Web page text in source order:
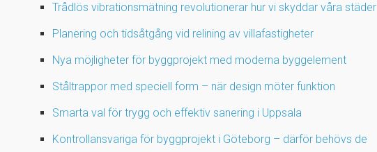
Trådlös vibrationsmätning revolutionerar hur vi skyddar våra städer
Planering och tidsåtgång vid relining av villafastigheter
Nya möjligheter för byggprojekt med moderna byggelement
Ståltrappor med speciell form – när design möter funktion
Smarta val för trygg och effektiv sanering i Uppsala
Kontrollansvariga för byggprojekt i Göteborg – därför behövs de